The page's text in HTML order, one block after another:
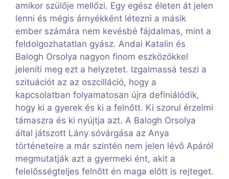
amikor szülője mellőzi. Egy egész életen át jelen
lenni és mégis árnyékként létezni a másik
ember számára nem kevésbé fájdalmas, mint a
feldolgozhatatlan gyász. Andai Katalin és
Balogh Orsolya nagyon finom eszközökkel
jeleníti meg ezt a helyzetet. Izgalmassá teszi a
szituációt az az oszcilláció, hogy a
kapcsolatban folyamatosan újra definiálódik,
hogy ki a gyerek és ki a felnőtt. Ki szorul érzelmi
támaszra és ki nyújtja azt. A Balogh Orsolya
által játszott Lány sóvárgása az Anya
történeteire a már szintén nem jelen lévő Apáról
megmutatják azt a gyermeki ént, akit a
felelősségteljes felnőtt én maga előtt is rejteget.